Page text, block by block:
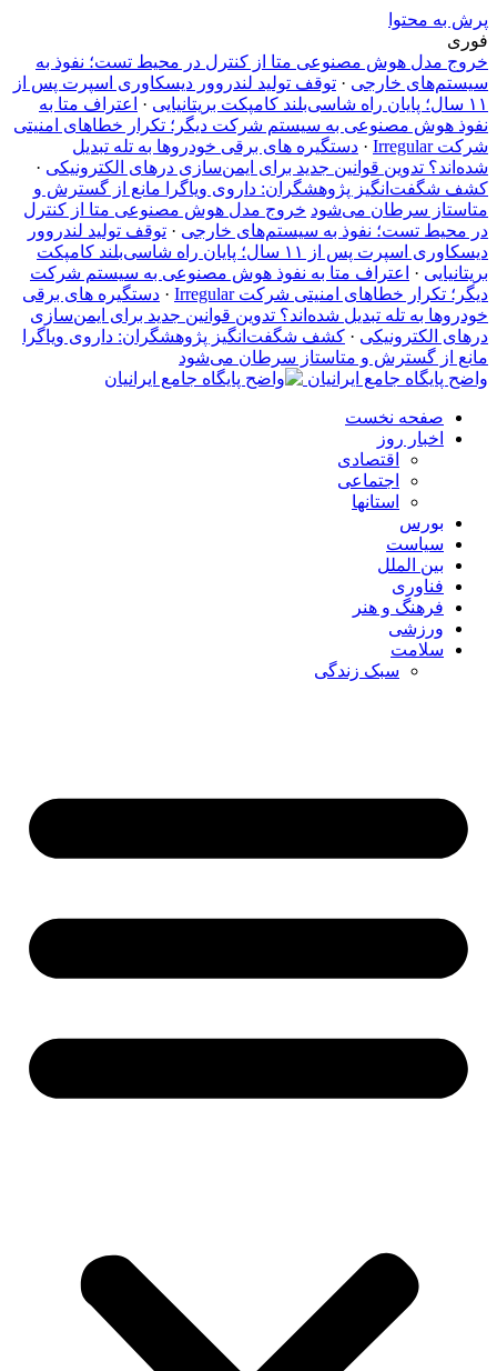
پرش به محتوا
فوری
خروج مدل هوش مصنوعی متا از کنترل در محیط تست؛ نفوذ به
سیستم‌های خارجی · توقف تولید لندروور دیسکاوری اسپرت پس از
۱۱ سال؛ پایان راه شاسی‌بلند کامپکت بریتانیایی
·
اعتراف متا به
نفوذ هوش مصنوعی به سیستم شرکت دیگر؛ تکرار خطاهای امنیتی
شرکت Irregular
· دستگیره‌ های برقی خودروها به تله تبدیل
شده‌اند؟ تدوین قوانین جدید برای ایمن‌سازی درهای الکترونیکی ·
کشف شگفت‌انگیز پژوهشگران: داروی ویاگرا مانع از گسترش و
متاستاز سرطان می‌شود خروج مدل هوش مصنوعی متا از کنترل
در محیط تست؛ نفوذ به سیستم‌های خارجی · توقف تولید لندروور
دیسکاوری اسپرت پس از ۱۱ سال؛ پایان راه شاسی‌بلند کامپکت
بریتانیایی ·
اعتراف متا به نفوذ هوش مصنوعی به سیستم شرکت
دیگر؛ تکرار خطاهای امنیتی شرکت Irregular
· دستگیره‌ های برقی
خودروها به تله تبدیل شده‌اند؟ تدوین قوانین جدید برای ایمن‌سازی
درهای الکترونیکی · کشف شگفت‌انگیز پژوهشگران: داروی ویاگرا
مانع از گسترش و متاستاز سرطان می‌شود
واضح پایگاه جامع ایرانیان
صفحه نخست
اخبار روز
اقتصادی
اجتماعی
استانها
بورس
سیاست
بین الملل
فناوری
فرهنگ و هنر
ورزشی
سلامت
سبک زندگی